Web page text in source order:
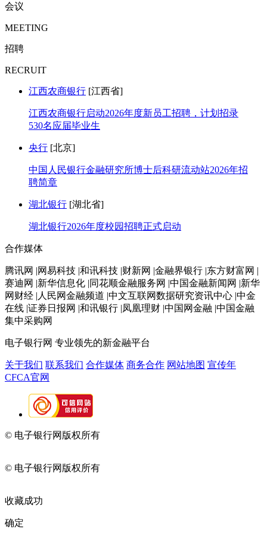
会议
MEETING
招聘
RECRUIT
江西农商银行 [江西省]
江西农商银行启动2026年度新员工招聘，计划招录
530名应届毕业生
央行 [北京]
中国人民银行金融研究所博士后科研流动站2026年招
聘简章
湖北银行 [湖北省]
湖北银行2026年度校园招聘正式启动
合作媒体
腾讯网 |网易科技 |和讯科技 |财新网 |金融界银行 |东方财富网 |
赛迪网 |新华信息化 |同花顺金融服务网 |中国金融新闻网 |新华
网财经 |人民网金融频道 |中文互联网数据研究资讯中心 |中金
在线 |证券日报网 |和讯银行 |凤凰理财 |中国网金融 |中国金融
集中采购网
电子银行网 专业领先的新金融平台
关于我们 联系我们 合作媒体 商务合作 网站地图 宣传年
CFCA官网
© 电子银行网版权所有
© 电子银行网版权所有
收藏成功
确定